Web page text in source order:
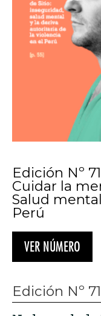
Edición Nº 71
Cuidar la
Salud
Perú
VER NÚMERO
Edición Nº 71